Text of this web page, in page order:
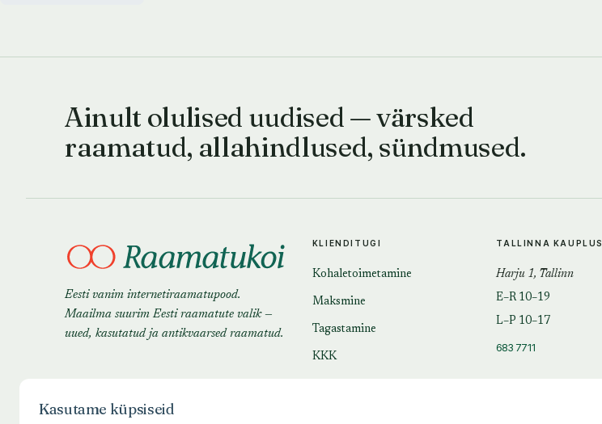
Ainult olulised uudised — värsked
raamatud, allahindlused, sündmused.
Eesti vanim internetiraamatupood.
Maailma suurim Eesti raamatute valik —
uued, kasutatud ja antikvaarsed raamatud.
KLIENDITUGI
Kohaletoimetamine
Maksmine
Tagastamine
KKK
TALLINNA KAUPLUS
Harju 1, Tallinn
E–R 10–19
L–P 10–17
683 7711
Kasutame küpsiseid